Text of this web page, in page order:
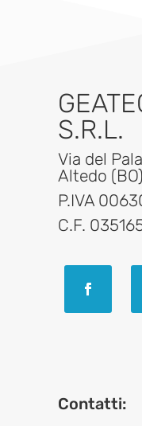
S.R.L.
Via del
Altedo
P.IVA
C.F.
Contatti: